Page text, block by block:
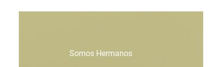
Somos Hermanos